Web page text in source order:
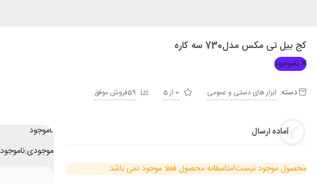
کج بیل تی مکس مدل730 سه کاره
ناموجود
دسته: ابزار های دستی و عمومی 0 از 5 59فروش موفق
آماده ارسال
محصول موجود نیست!متاسفانه محصول فعلا موجود نمی باشد.
ناموجود
موجودی:ناموجود